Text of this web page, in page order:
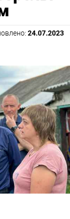
24.07.2023